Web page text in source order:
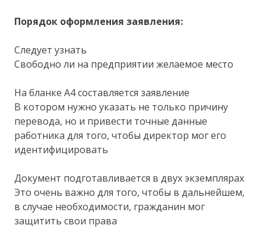
Порядок оформления заявления:
Следует узнать
Свободно ли на предприятии желаемое место
На бланке А4 составляется заявление
В котором нужно указать не только причину
перевода, но и привести точные данные
работника для того, чтобы директор мог его
идентифицировать
Документ подготавливается в двух экземплярах
Это очень важно для того, чтобы в дальнейшем,
в случае необходимости, гражданин мог
защитить свои права